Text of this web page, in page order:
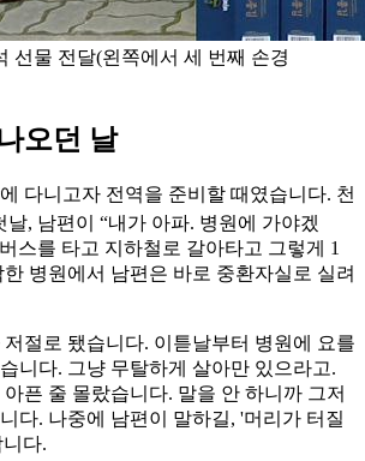
선물 전달(왼쪽에서 세 번째 손경
오던 날
다니고자 전역을 준비할 때였습니다. 천
날, 남편이 “내가 아파. 병원에 가야겠
스를 타고 지하철로 갈아타고 그렇게 1
병원에서 남편은 바로 중환자실로 실려
절로 됐습니다. 이튿날부터 병원에 요를
니다. 그냥 무탈하게 살아만 있으라고.
픈 줄 몰랐습니다. 말을 안 하니까 그저
다. 나중에 남편이 말하길, '머리가 터질
다.